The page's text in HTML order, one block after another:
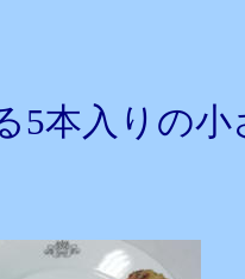
5本入りの